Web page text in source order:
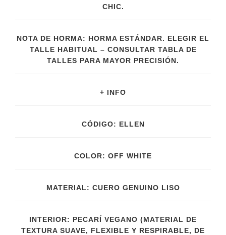
CHIC.
NOTA DE HORMA: HORMA ESTÁNDAR. ELEGIR EL
TALLE HABITUAL – CONSULTAR TABLA DE
TALLES PARA MAYOR PRECISIÓN.
+ INFO
CÓDIGO: ELLEN
COLOR: OFF WHITE
MATERIAL: CUERO GENUINO LISO
INTERIOR: PECARÍ VEGANO (MATERIAL DE
TEXTURA SUAVE, FLEXIBLE Y RESPIRABLE, DE